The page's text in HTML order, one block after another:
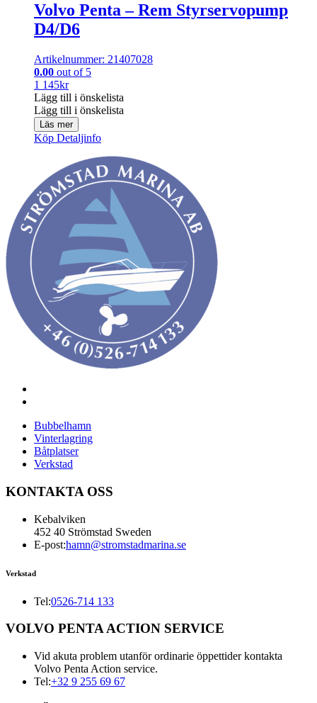
Volvo Penta – Rem Styrservopump
D4/D6
Artikelnummer: 21407028
0.00 out of 5
1 145kr
Lägg till i önskelista
Lägg till i önskelista
Läs mer
Köp Detaljinfo
Bubbelhamn
Vinterlagring
Båtplatser
Verkstad
KONTAKTA OSS
Kebalviken
452 40 Strömstad Sweden
E-post:hamn@stromstadmarina.se
Verkstad
Tel:0526-714 133
VOLVO PENTA ACTION SERVICE
Vid akuta problem utanför ordinarie öppettider kontakta
Volvo Penta Action service.
Tel:+32 9 255 69 67